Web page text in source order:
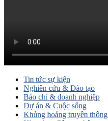
Tin tức sự kiện
Nghiên cứu & Đào tạo
Báo chí & doanh nghiệp
Dự án & Cuộc sống
Khủng hoảng truyền thông